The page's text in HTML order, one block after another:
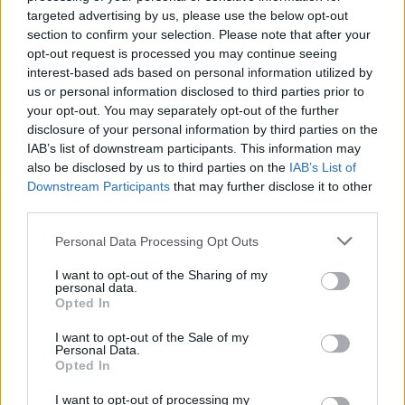
targeted advertising by us, please use the below opt-out
section to confirm your selection. Please note that after your
opt-out request is processed you may continue seeing
interest-based ads based on personal information utilized by
us or personal information disclosed to third parties prior to
your opt-out. You may separately opt-out of the further
disclosure of your personal information by third parties on the
IAB’s list of downstream participants. This information may
also be disclosed by us to third parties on the IAB’s List of
Downstream Participants that may further disclose it to other
Please note that this website/app uses one or more Google
not limited to your visit or usage behaviour. You may click to
grant or deny consent to Google and its third-party tags to
use your data for below specified purposes in below Google
consent section.
Personal Data Processing Opt Outs
I want to opt-out of the Sharing of my
personal data.
Opted In
I want to opt-out of the Sale of my
Personal Data.
Opted In
I want to opt-out of processing my
e aggiornamenti in SINACl’iscrizione di animali
provenienti dall’esteroe il rilascio dipassaportie
certificazioni sanitarie per l’esportazione di cani,
gatti e furetti.
Per ogni pratica è consigliabile verificare in anticipo
i requisiti specifici e ladocumentazione
necessaria, in modo da velocizzare l’istruttoria. Tra
gli elementi tipici richiesti figurano l’identificazione
dell’animale, leinformazioni del detentore
e le
previste per i viaggi internazionali. Un contatto
preliminare via email o telefono permette di chiarire
eventuali dubbi e di concordare appuntamenti o
modalità di consegna dei documenti.